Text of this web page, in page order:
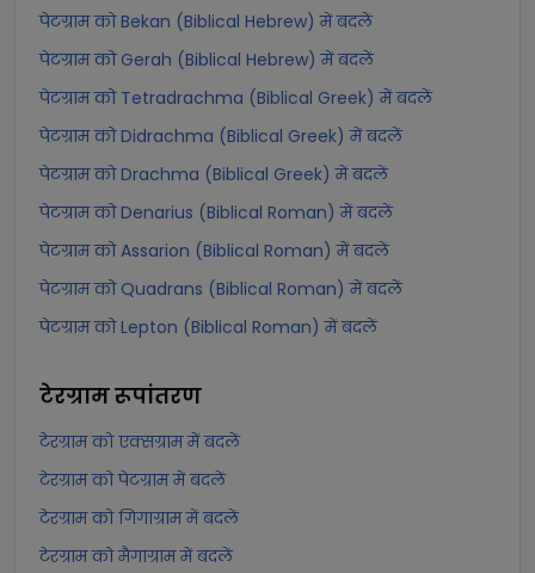
पेटग्राम को Bekan (Biblical Hebrew) में बदलें
पेटग्राम को Gerah (Biblical Hebrew) में बदलें
पेटग्राम को Tetradrachma (Biblical Greek) में बदलें
पेटग्राम को Didrachma (Biblical Greek) में बदलें
पेटग्राम को Drachma (Biblical Greek) में बदलें
पेटग्राम को Denarius (Biblical Roman) में बदलें
पेटग्राम को Assarion (Biblical Roman) में बदलें
पेटग्राम को Quadrans (Biblical Roman) में बदलें
पेटग्राम को Lepton (Biblical Roman) में बदलें
टेरग्रामरूपांतरण
टेरग्राम को एक्सग्राम में बदलें
टेरग्राम को पेटग्राम में बदलें
टेरग्राम को गिगाग्राम में बदलें
टेरग्राम को मैगाग्राम में बदलें